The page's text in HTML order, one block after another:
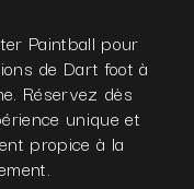
Paintball pour
de Dart foot à
Réservez dès
unique et
propice à la